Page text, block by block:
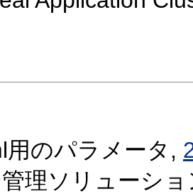
用のパラメータ,
理ソリューシ